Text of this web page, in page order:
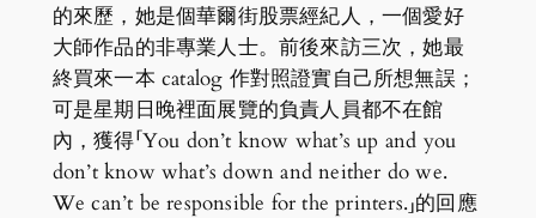
的來歷，她是個華爾街股票經紀人，一個愛好
大師作品的非專業人士。前後來訪三次，她最
終買來一本 catalog 作對照證實自己所想無誤；
可是星期日晚裡面展覽的負責人員都不在館
內，獲得「You don’t know what’s up and you
don’t know what’s down and neither do we.
We can’t be responsible for the printers.」的回應